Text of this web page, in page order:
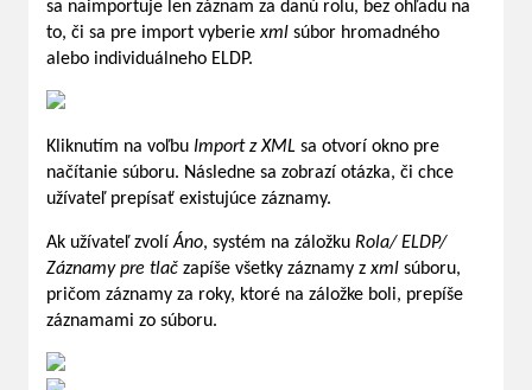
sa naimportuje len záznam za danú rolu, bez ohľadu na
to, či sa pre import vyberiexml súbor hromadného
alebo individuálneho ELDP.
Kliknutím na voľbu Import z XML sa otvorí okno pre
načítanie súboru. Následne sa zobrazí otázka, či chce
užívateľ prepísať existujúce záznamy.
Ak užívateľ zvolíÁno, systém na záložku Rola/ ELDP/
Záznamy pre tlač zapíše všetky záznamy zxml súboru,
pričom záznamy za roky, ktoré na záložke boli, prepíše
záznamami zo súboru.